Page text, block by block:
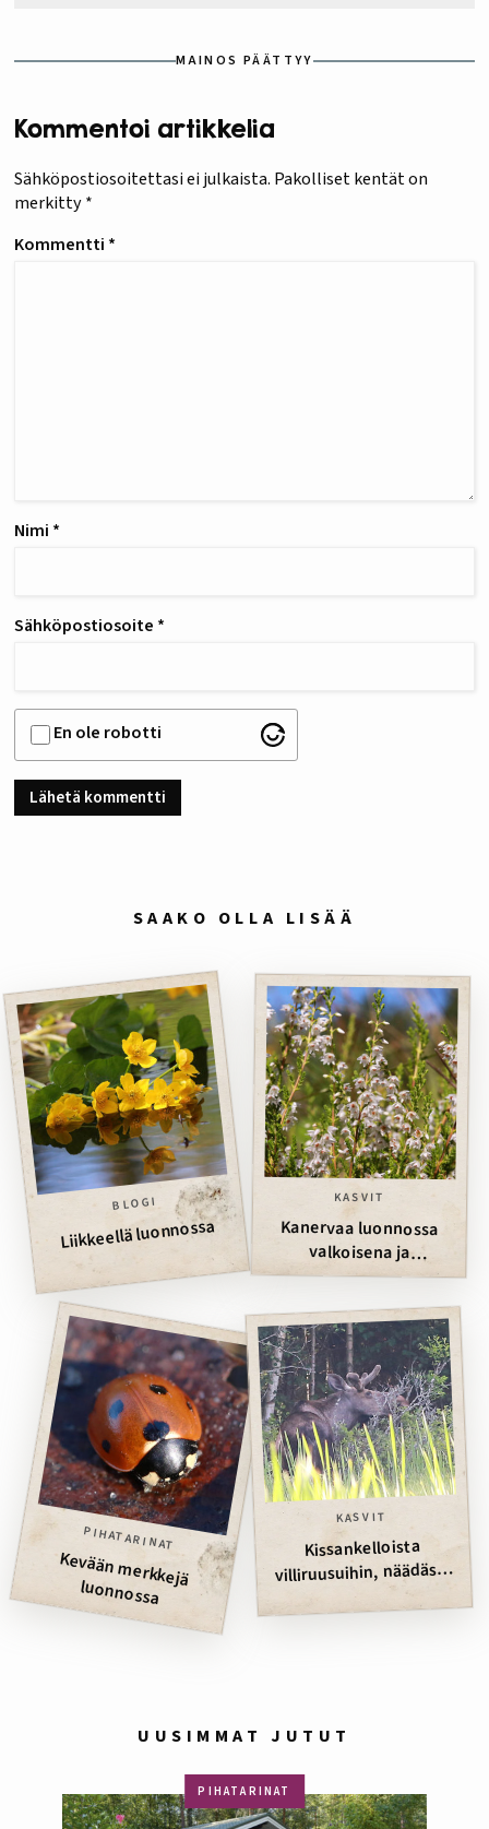
MAINOS PÄÄTTYY
Kommentoi artikkelia
Sähköpostiosoitettasi ei julkaista. Pakolliset kentät on
merkitty*
Kommentti *
Nimi *
Sähköpostiosoite *
En ole robotti
SAAKO OLLA LISÄÄ
BLOGI
Liikkeellä luonnossa
KASVIT
Kanervaa luonnossa
valkoisena ja
punaviolettina
PIHATARINAT
Kevään m
erkkejä
luonnossa
KASVIT
Kissankelloista
villiruusuihin, näädästä
ohdakeperhoseen
UUSIMMAT JUTUT
PIHATARINAT